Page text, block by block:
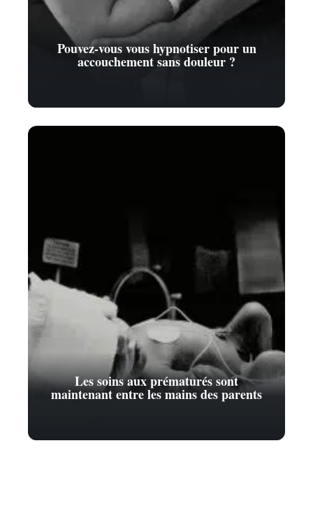
Pouvez-vous vous hypnotiser pour un
accouchement sans douleur ?
Les soins aux prématurés sont
maintenant entre les mains des parents